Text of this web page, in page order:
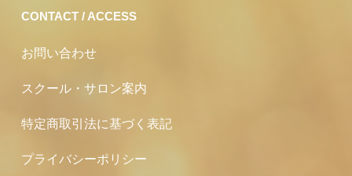
CONTACT / ACCESS
お問い合わせ
スクール・サロン案内
特定商取引法に基づく表記
プライバシーポリシー